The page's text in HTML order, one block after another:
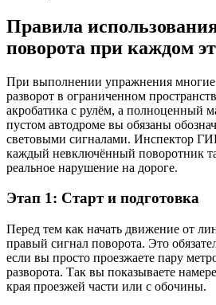
Правила
поворота при каждом
При выполнении упражнения многие
разворот в ограниченном
акробатика с рулём, а полноценный
пустом автодроме вы обязаны
световыми сигналами. Инспектор
каждый невключённый поворотник
реальное нарушение на дороге.
Этап 1: Старт и подготовка
Перед тем как начать движение от
правый сигнал поворота. Это
если вы просто проезжаете пару
разворота. Так вы показываете
края проезжей части или с обочины.